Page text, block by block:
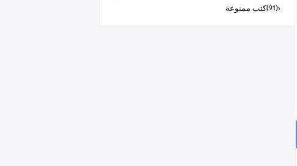
كتب ممنوعة (91)